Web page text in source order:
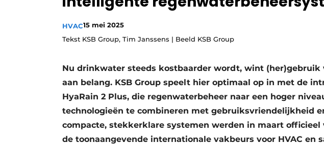
Vacature aanmelden
Vacatures
Video’s
Aanmelden
Bedrijven
Bedrijven
Contact
HVAC15 mei 2025
Tekst KSB Group, Tim Janssens | Beeld KSB Group
Nu drinkwater steeds kostbaarder wordt, wint (her)gebruik
aan belang. KSB Group speelt hier optimaal op in met de
HyaRain 2 Plus, die regenwaterbeheer naar een hoger
technologieën te combineren met gebruiksvriendelijkheid
compacte, stekkerklare systemen werden in maart officieel
de toonaangevende internationale vakbeurs voor HVAC en